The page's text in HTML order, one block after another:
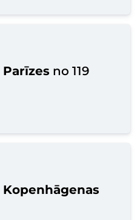
Parīzes no 119
Kopenhāgenas